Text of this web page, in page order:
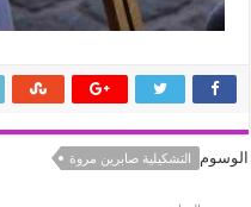
الوسوم التشكيلية صابرين مروة